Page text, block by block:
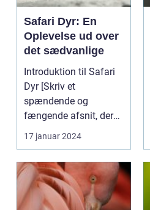
Safari Dyr: En
Oplevelse ud over
det sædvanlige
Introduktion til Safari
Dyr [Skriv et
spændende og
fængende afsnit, der
får læserens interesse
ved ...
17 januar 2024